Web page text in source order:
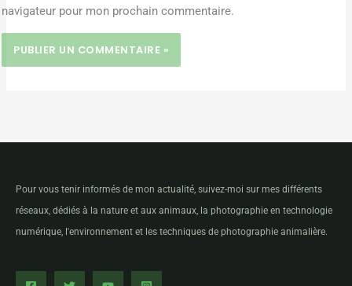
navigateur pour mon prochain commentaire.
Pour vous tenir informés de mon actualité, suivez-moi sur mes différents
réseaux, dédiés à la nature et aux animaux, la photographie en technologie
numérique, l'environnement et les techniques de photographie animalière.